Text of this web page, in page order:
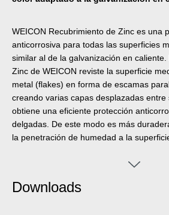
WEICON Recubrimiento de Zinc es una
anticorrosiva para todas las superficies
similar al de la galvanización en
Zinc de WEICON reviste la superficie
metal (flakes) en forma de escamas
creando varias capas desplazadas
obtiene una eficiente protección
delgadas. De este modo es más
la penetración de humedad a la
Downloads